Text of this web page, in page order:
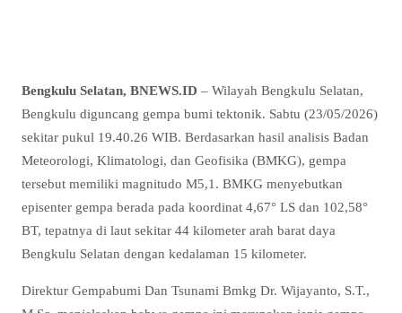
Bengkulu Selatan, BNEWS.ID – Wilayah Bengkulu Selatan,
Bengkulu diguncang gempa bumi tektonik. Sabtu (23/05/2026)
sekitar pukul 19.40.26 WIB. Berdasarkan hasil analisis Badan
Meteorologi, Klimatologi, dan Geofisika (BMKG), gempa
tersebut memiliki magnitudo M5,1. BMKG menyebutkan
episenter gempa berada pada koordinat 4,67° LS dan 102,58°
BT, tepatnya di laut sekitar 44 kilometer arah barat daya
Bengkulu Selatan dengan kedalaman 15 kilometer.
Direktur Gempabumi Dan Tsunami Bmkg Dr. Wijayanto, S.T.,